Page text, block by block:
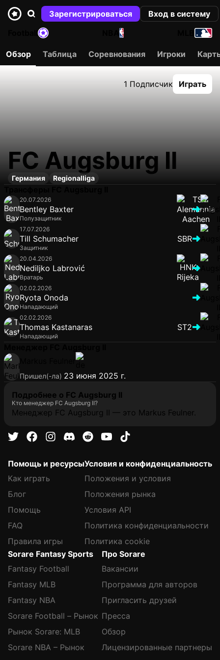
Зарегистрироваться
Вход в систему
NBA
Обзор Таблица Соревнования Игроки
1 Подписчик Играть
FC Augsburg II
Германия Regionalliga
20.07.2026
Bentley Baxter
Полузащитник
17.07.2026
Till Schumacher
Защитник
SBR
20.04.2026
Nediljko Labrović
Вратарь
02.02.2026
Ryota Onoda
Нападающий
02.02.2026
Thomas Kastanaras
Нападающий
ST2
Пришел(-ла) 23 июня 2025 г.
Подробнее о FC Augsburg II
Кто менеджер FC Augsburg II?
Менеджер FC Augsburg II — это Markus Feulner.
Помощь и ресурсы
Как играть
Блог
Помощь
FAQ
Правила игры
Условия и конфиденциальность
Положения и условия
Положения рынка
Условия API
Политика конфиденциальности
Политика cookie
Sorare Fantasy Sports
Fantasy Football
Fantasy MLB
Fantasy NBA
Sorare Football – Рынок
Рынок Sorare: MLB
Sorare NBA – Рынок
Про Sorare
Вакансии
Программа для авторов
Пригласить друзей
Пресса
Обзор
Лицензированные партнеры